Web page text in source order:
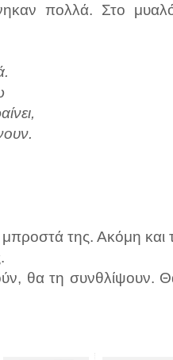
πολλά. Στο
της. Ακόμη και
θα τη συνθλίψουν.